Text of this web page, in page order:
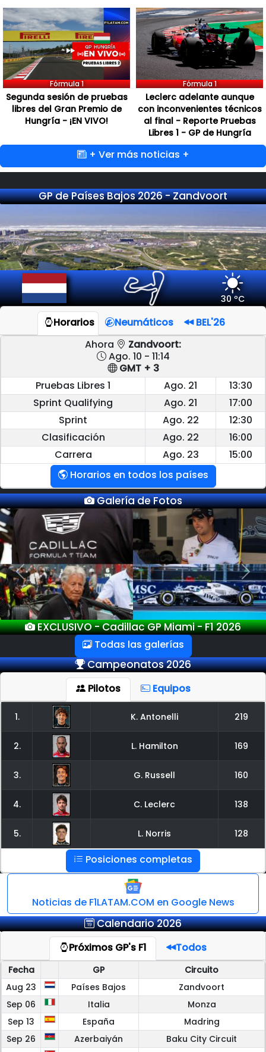
Fórmula 1
Segunda sesión de pruebas
libres del Gran Premio de
Hungría - ¡EN VIVO!
Fórmula 1
Leclerc adelante aunque
con inconvenientes técnicos
al final - Reporte Pruebas
Libres 1 - GP de Hungría
+ Ver más noticias +
GP de Países Bajos 2026 - Zandvoort
30 ºC
Horarios Neumáticos
BEL'26
Ahora
Zandvoort:
Ago. 10 - 11:14
GMT + 3
Pruebas Libres 1
Ago. 21
13:30
Sprint Qualifying
Ago. 21
17:00
Sprint
Ago. 22
12:30
Clasificación
Ago. 22
16:00
Carrera
Ago. 23
15:00
Horarios en todos los países
Galería de Fotos
EXCLUSIVO - GP Miami - F1 2026
Previous Next
Todas las galerías
Campeonatos 2026
Pilotos Equipos
1. K. Antonelli 219
2. L. Hamilton 169
3. G. Russell 160
4. C. Leclerc 138
5. L. Norris 128
Posiciones completas
Noticias de F1LATAM.COM en Google News
Calendario 2026
Próximos GP's F1 Todos
Fecha GP
Circuito
Aug 23
Países Bajos
Zandvoort
Sep 06
Italia
Monza
Sep 13
España
Madring
Sep 26
Azerbaiyán
Baku City Circuit